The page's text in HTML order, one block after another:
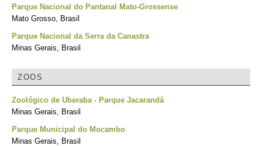
Parque Nacional do Pantanal Mato-Grossense
Mato Grosso, Brasil
Parque Nacional da Serra da Canastra
Minas Gerais, Brasil
ZOOS
Zoológico de Uberaba - Parque Jacarandá
Minas Gerais, Brasil
Parque Municipal do Mocambo
Minas Gerais, Brasil